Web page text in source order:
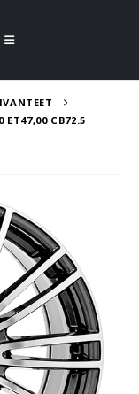
CB72.5